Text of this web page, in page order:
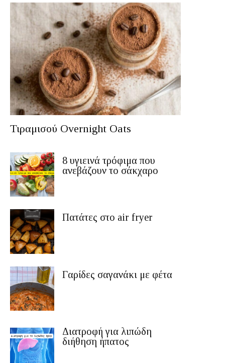
Τιραμισού Overnight Oats
8 υγιεινά τρόφιμα που
ανεβάζουν το σάκχαρο
Πατάτες στο air fryer
Γαρίδες σαγανάκι με φέτα
Διατροφή για λιπώδη
διήθηση ήπατος